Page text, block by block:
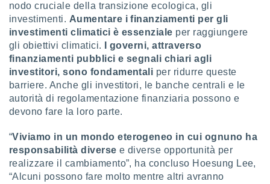
delle
dei
e degli
nostri
nodo cruciale della transizione ecologica, gli
investimenti. Aumentare i finanziamenti per gli
investimenti climatici è essenziale per raggiungere
gli obiettivi climatici.
I governi, attraverso
finanziamenti pubblici e segnali chiari agli
investitori, sono fondamentali per ridurre queste
barriere. Anche gli investitori, le banche centrali e le
autorità di regolamentazione finanziaria possono e
devono fare la loro parte.
“Viviamo in un mondo eterogeneo in cui ognuno ha
responsabilità diverse e diverse opportunità per
realizzare il cambiamento”, ha concluso Hoesung Lee,
“Alcuni possono fare molto mentre altri avranno